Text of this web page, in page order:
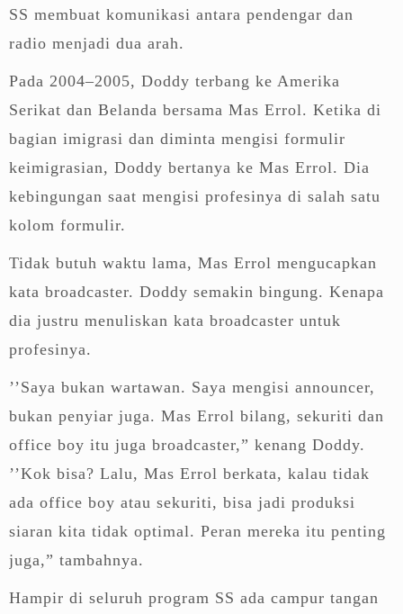
SS membuat komunikasi antara pendengar dan
radio menjadi dua arah.
Pada 2004–2005, Doddy terbang ke Amerika
Serikat dan Belanda bersama Mas Errol. Ketika di
bagian imigrasi dan diminta mengisi formulir
keimigrasian, Doddy bertanya ke Mas Errol. Dia
kebingungan saat mengisi profesinya di salah satu
kolom formulir.
Tidak butuh waktu lama, Mas Errol mengucapkan
kata broadcaster. Doddy semakin bingung. Kenapa
dia justru menuliskan kata broadcaster untuk
profesinya.
’’Saya bukan wartawan. Saya mengisi announcer,
bukan penyiar juga. Mas Errol bilang, sekuriti dan
office boy itu juga broadcaster,” kenang Doddy.
’’Kok bisa? Lalu, Mas Errol berkata, kalau tidak
ada office boy atau sekuriti, bisa jadi produksi
siaran kita tidak optimal. Peran mereka itu penting
juga,” tambahnya.
Hampir di seluruh program SS ada campur tangan